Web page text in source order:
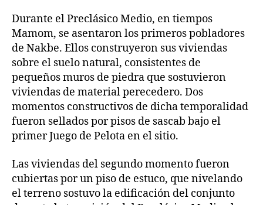
Durante el Preclásico Medio, en tiempos
Mamom, se asentaron los primeros pobladores
de Nakbe. Ellos construyeron sus viviendas
sobre el suelo natural, consistentes de
pequeños muros de piedra que sostuvieron
viviendas de material perecedero. Dos
momentos constructivos de dicha temporalidad
fueron sellados por pisos de sascab bajo el
primer Juego de Pelota en el sitio.
Las viviendas del segundo momento fueron
cubiertas por un piso de estuco, que nivelando
el terreno sostuvo la edificación del conjunto